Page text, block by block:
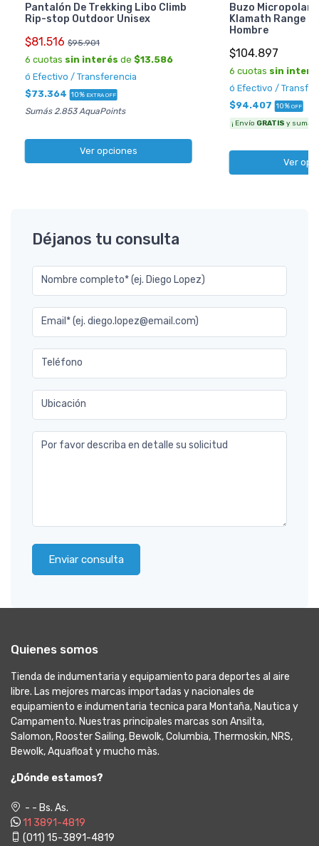
Pantalón De Trekking Libo Climb
Rip-stop Outdoor Unisex
$81.516 $95.901
6 cuotas sin interés de $13.586
ó Efectivo / Transferencia
$73.364 10% EXTRA OFF
Sumás 2.853 AquaPoints
Ver opciones
Buzo Micropolar
Klamath Range 2
Hombre
$104.897
6 cuotas sin
ó Efectivo /
$94.407 10% OFF
¡ Envío GRATIS y sumás
Ver
Déjanos tu consulta
Nombre completo* (ej. Diego Lopez)
Email* (ej. diego.lopez@email.com)
Teléfono
Ubicación
Por favor describa en detalle su solicitud
Enviar consulta
Quienes somos
Tienda de indumentaria y equipamiento para deportes al aire
libre. Las mejores marcas importadas y nacionales de
equipamiento e indumentaria tecnica para Montaña, Nautica y
Campamento. Nuestras principales marcas son Ansilta,
Salomon, Rooster Sailing, Bewolk, Columbia, Thermoskin, NRS,
Bewolk, Aquafloat y mucho màs.
¿Dónde estamos?
- - Bs. As.
11 3891-4819
(011) 15-3891-4819